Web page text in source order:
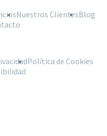
Nuestros ClientesBlog
Política de Cookies